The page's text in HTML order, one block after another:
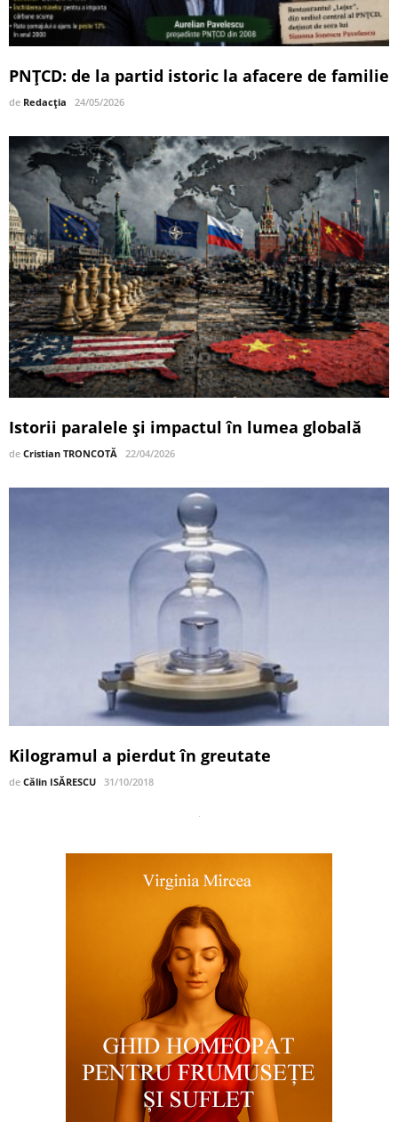
PNȚCD: de la partid istoric la afacere de familie
de Redacția 24/05/2026
Istorii paralele și impactul în lumea globală
de Cristian TRONCOTĂ 22/04/2026
Kilogramul a pierdut în greutate
de Călin ISĂRESCU 31/10/2018